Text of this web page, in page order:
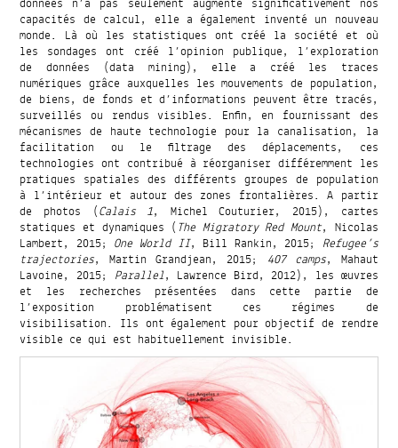
capacités de calcul, elle a également inventé un nouveau
monde. Là où les statistiques ont créé la société et où
les sondages ont créé l’opinion publique, l’exploration
de données (data mining), elle a créé les traces
numériques grâce auxquelles les mouvements de population,
de biens, de fonds et d’informations peuvent être tracés,
surveillés ou rendus visibles. Enfin, en fournissant des
mécanismes de haute technologie pour la canalisation, la
facilitation ou le filtrage des déplacements, ces
technologies ont contribué à réorganiser différemment les
pratiques spatiales des différents groupes de population
à l’intérieur et autour des zones frontalières. A partir
de photos (Calais 1, Michel Couturier, 2015), cartes
statiques et dynamiques ( The Migratory Red Mount, Nicolas
Lambert, 2015; One World II, Bill Rankin, 2015; Refugee’s
trajectories, Martin Grandjean, 2015; 407 camps, Mahaut
Lavoine, 2015; Parallel, Lawrence Bird, 2012), les œuvres
et les recherches présentées dans cette partie de
l’exposition problématisent ces régimes de
visibilisation. Ils ont également pour objectif de rendre
visible ce qui est habituellement invisible.